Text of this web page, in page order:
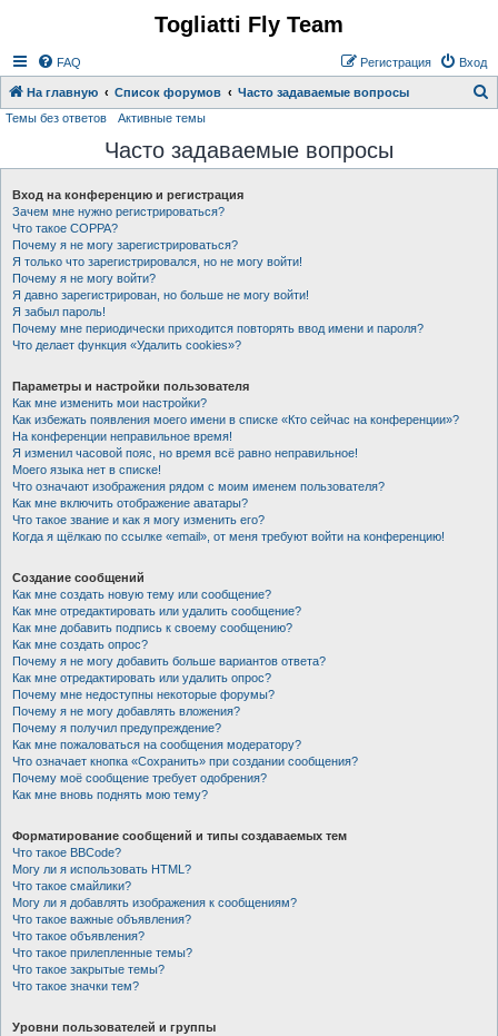
Togliatti Fly Team
FAQ Вход
Регистрация
На главную Список форумов Часто задаваемые вопросы
с
Темы без ответов Активные темы
Часто задаваемые вопросы
Вход на конференцию и регистрация
Зачем мне нужно регистрироваться?
Что такое COPPA?
Почему я не могу зарегистрироваться?
Я только что зарегистрировался, но не могу войти!
Почему я не могу войти?
Я давно зарегистрирован, но больше не могу войти!
Я забыл пароль!
Почему мне периодически приходится повторять ввод имени и пароля?
Что делает функция «Удалить cookies»?
Параметры и настройки пользователя
Как мне изменить мои настройки?
Как избежать появления моего имени в списке «Кто сейчас на конференции»?
На конференции неправильное время!
Я изменил часовой пояс, но время всё равно неправильное!
Моего языка нет в списке!
Что означают изображения рядом с моим именем пользователя?
Как мне включить отображение аватары?
Что такое звание и как я могу изменить его?
Когда я щёлкаю по ссылке «email», от меня требуют войти на конференцию!
Создание сообщений
Как мне создать новую тему или сообщение?
Как мне отредактировать или удалить сообщение?
Как мне добавить подпись к своему сообщению?
Как мне создать опрос?
Почему я не могу добавить больше вариантов ответа?
Как мне отредактировать или удалить опрос?
Почему мне недоступны некоторые форумы?
Почему я не могу добавлять вложения?
Почему я получил предупреждение?
Как мне пожаловаться на сообщения модератору?
Что означает кнопка «Сохранить» при создании сообщения?
Почему моё сообщение требует одобрения?
Как мне вновь поднять мою тему?
Форматирование сообщений и типы создаваемых тем
Что такое BBCode?
Могу ли я использовать HTML?
Что такое смайлики?
Могу ли я добавлять изображения к сообщениям?
Что такое важные объявления?
Что такое объявления?
Что такое прилепленные темы?
Что такое закрытые темы?
Что такое значки тем?
Уровни пользователей и группы